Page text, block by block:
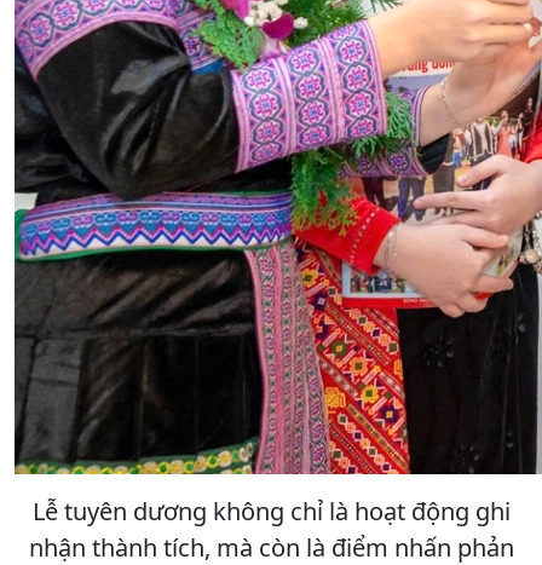
Lễ tuyên dương không chỉ là hoạt động ghi
nhận thành tích, mà còn là điểm nhấn phản